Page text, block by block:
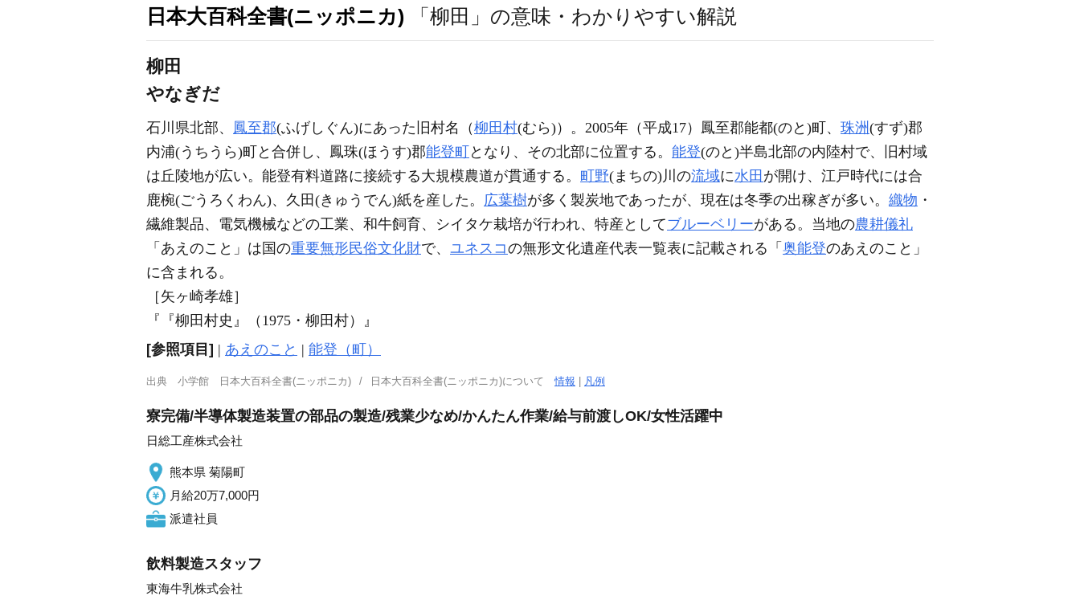
日本大百科全書(ニッポニカ) 「柳田」の意味・わかりやすい解説
柳田
やなぎだ
石川県北部、 鳳至郡(ふげしぐん)にあった旧村名（柳田村(むら)）。2005年（平成17）鳳至郡能都(のと)町、 珠洲(すず)郡
内浦(うちうら)町と合併し、鳳珠(ほうす)郡能登町 となり、その北部に位置する。 能登(のと)半島北部の内陸村で、旧村域
は丘陵地が広い。能登有料道路に接続する大規模農道が貫通する。 町野(まちの)川の流域に水田 が開け、江戸時代には合
鹿椀(ごうろくわん)、久田(きゅうでん)紙を産した。 広葉樹が多く製炭地であったが、現在は冬季の出稼ぎが多い。 織物 ・
繊維製品、電気機械などの工業、和牛飼育、シイタケ栽培が行われ、特産としてブルーベリーがある。当地の農耕儀礼
「あえのこと」は国の重要無形民俗文化財で、 ユネスコの無形文化遺産代表一覧表に記載される「 奥能登のあえのこと」
に含まれる。
［矢ヶ崎孝雄］
『『柳田村史』（1975・柳田村）』
[参照項目] | あえのこと | 能登（町）
出典 小学館 日本大百科全書(ニッポニカ) 日本大百科全書(ニッポニカ)について情報 凡例
寮完備/半導体製造装置の部品の製造/残業少なめ/かんたん作業/給与前渡しOK/女性活躍中
日総工産株式会社
熊本県 菊陽町
月給20万7,000円
派遣社員
飲料製造スタッフ
東海牛乳株式会社